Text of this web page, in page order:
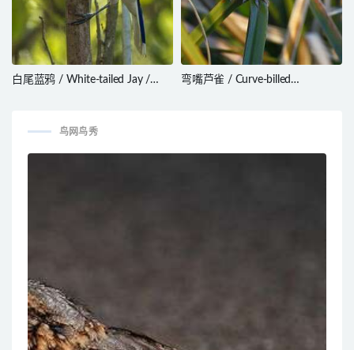
白尾蓝鸦 / White-tailed Jay /
弯嘴芦雀 / Curve-billed
鸟网鸟秀